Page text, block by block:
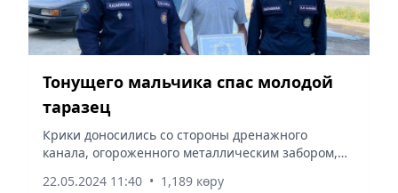
Тонущего мальчика спас молодой
таразец
Крики доносились со стороны дренажного
канала, огороженного металлическим забором,
22.05.2024 11:40 • 1,189 көру